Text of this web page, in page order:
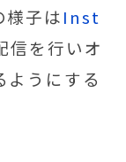
様子はInst
信を行いオ
ようにする